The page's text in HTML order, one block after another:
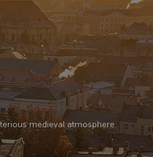
medieval atmosphere